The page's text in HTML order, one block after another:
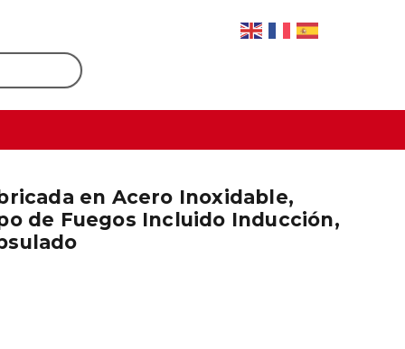
en Acero Inoxidable,
de Fuegos Incluido Inducción,